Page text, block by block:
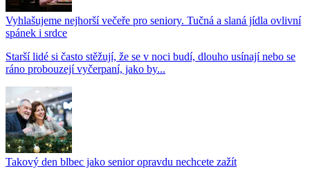
Vyhlašujeme nejhorší večeře pro seniory. Tučná a slaná jídla ovlivní
spánek i srdce
Starší lidé si často stěžují, že se v noci budí, dlouho usínají nebo se
ráno probouzejí vyčerpaní, jako by...
Takový den blbec jako senior opravdu nechcete zažít